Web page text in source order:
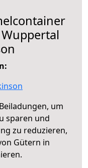
um
sparen und
zu reduzieren,
Gütern in